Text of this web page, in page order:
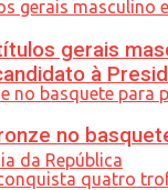
à
gerais
no